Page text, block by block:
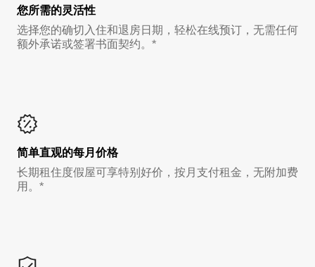
您所需的灵活性
选择您的确切入住和退房日期，轻松在线预订，无需任何
额外承诺或签署书面契约。*
简单直观的每月价格
长期租住度假屋可享特别好价，按月支付租金，无附加费
用。*